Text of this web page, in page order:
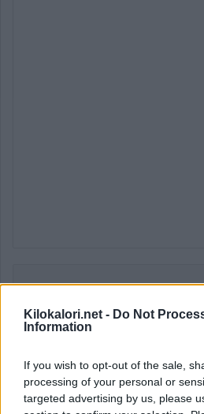
Kilokalori.net - Do Not
Information
If you wish to opt-out of the sale,
processing of your personal or
targeted advertising by us, please
Vitamiinit
Vitamiini
D-vitamiini